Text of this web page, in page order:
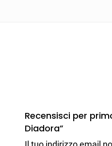
Recensisci per
Diadora”